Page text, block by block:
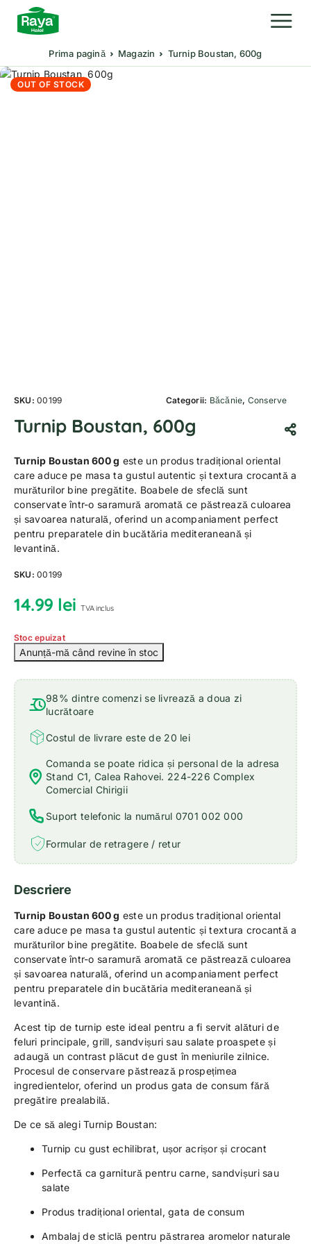
Prima pagină Magazin Turnip Boustan, 600g
OUT OF STOCK
SKU:00199 Categorii: Băcănie, Conserve
Turnip Boustan, 600g
Turnip Boustan 600 g este un produs tradițional oriental
care aduce pe masa ta gustul autentic și textura crocantă a
murăturilor bine pregătite. Boabele de sfeclă sunt
conservate într-o saramură aromată ce păstrează culoarea
și savoarea naturală, oferind un acompaniament perfect
pentru preparatele din bucătăria mediteraneană și
levantină.
SKU:00199
14.99 lei TVA inclus
Stoc epuizat
98% dintre comenzi se livrează a doua zi
lucrătoare
Costul de livrare este de 20 lei
Comanda se poate ridica și personal de la adresa
Stand C1, Calea Rahovei. 224-226 Complex
Comercial Chirigii
Suport telefonic la numărul 0701 002 000
Formular de retragere / retur
Descriere
Turnip Boustan 600 g este un produs tradițional oriental
care aduce pe masa ta gustul autentic și textura crocantă a
murăturilor bine pregătite. Boabele de sfeclă sunt
conservate într-o saramură aromată ce păstrează culoarea
și savoarea naturală, oferind un acompaniament perfect
pentru preparatele din bucătăria mediteraneană și
levantină.
Acest tip de turnip este ideal pentru a fi servit alături de
feluri principale, grill, sandvișuri sau salate proaspete și
adaugă un contrast plăcut de gust în meniurile zilnice.
Procesul de conservare păstrează prospețimea
ingredientelor, oferind un produs gata de consum fără
pregătire prealabilă.
De ce să alegi Turnip Boustan:
Turnip cu gust echilibrat, ușor acrișor și crocant
Perfectă ca garnitură pentru carne, sandvișuri sau
salate
Produs tradițional oriental, gata de consum
Ambalaj de sticlă pentru păstrarea aromelor naturale